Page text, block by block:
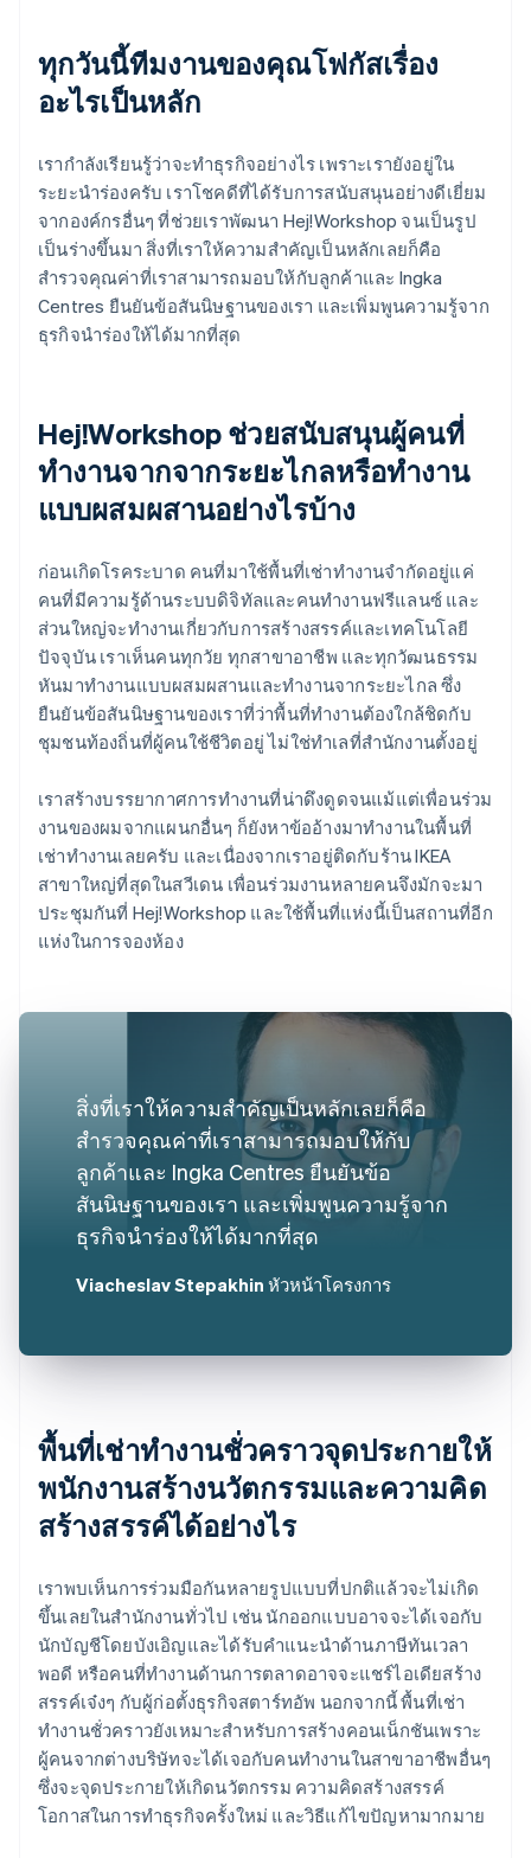
ทุกวันนี้ทีมงานของคุณโฟกัสเรื่อง
อะไรเป็นหลัก
เรากำลังเรียนรู้ว่าจะทำธุรกิจอย่างไร เพราะเรายังอยู่ใน
ระยะนำร่องครับ เราโชคดีที่ได้รับการสนับสนุนอย่างดีเยี่ยม
จากองค์กรอื่นๆ ที่ช่วยเราพัฒนา Hej!Workshop จนเป็นรูป
เป็นร่างขึ้นมา สิ่งที่เราให้ความสำคัญเป็นหลักเลยก็คือ
สำรวจคุณค่าที่เราสามารถมอบให้กับลูกค้าและ Ingka
Centres ยืนยันข้อสันนิษฐานของเรา และเพิ่มพูนความรู้จาก
ธุรกิจนำร่องให้ได้มากที่สุด
Hej!Workshop ช่วยสนับสนุนผู้คนที่
ทำงานจากจากระยะไกลหรือทำงาน
แบบผสมผสานอย่างไรบ้าง
ก่อนเกิดโรคระบาด คนที่มาใช้พื้นที่เช่าทำงานจำกัดอยู่แค่
คนที่มีความรู้ด้านระบบดิจิทัลและคนทำงานฟรีแลนซ์ และ
ส่วนใหญ่จะทำงานเกี่ยวกับการสร้างสรรค์และเทคโนโลยี
ปัจจุบัน เราเห็นคนทุกวัย ทุกสาขาอาชีพ และทุกวัฒนธรรม
หันมาทำงานแบบผสมผสานและทำงานจากระยะไกล ซึ่ง
ยืนยันข้อสันนิษฐานของเราที่ว่าพื้นที่ทำงานต้องใกล้ชิดกับ
ชุมชนท้องถิ่นที่ผู้คนใช้ชีวิตอยู่ ไม่ใช่ทำเลที่สำนักงานตั้งอยู่
เราสร้างบรรยากาศการทำงานที่น่าดึงดูดจนแม้แต่เพื่อนร่วม
งานของผมจากแผนกอื่นๆ ก็ยังหาข้ออ้างมาทำงานในพื้นที่
เช่าทำงานเลยครับ และเนื่องจากเราอยู่ติดกับร้าน IKEA
สาขาใหญ่ที่สุดในสวีเดน เพื่อนร่วมงานหลายคนจึงมักจะมา
ประชุมกันที่ Hej!Workshop และใช้พื้นที่แห่งนี้เป็นสถานที่อีก
แห่งในการจองห้อง
สิ่งที่เราให้ความสำคัญเป็นหลักเลยก็คือ
สำรวจคุณค่าที่เราสามารถมอบให้กับ
ลูกค้าและ Ingka Centres ยืนยันข้อ
สันนิษฐานของเรา และเพิ่มพูนความรู้จาก
ธุรกิจนำร่องให้ได้มากที่สุด
Viacheslav Stepakhin หัวหน้าโครงการ
พื้นที่เช่าทำงานชั่วคราวจุดประกายให้
พนักงานสร้างนวัตกรรมและความคิด
สร้างสรรค์ได้อย่างไร
เราพบเห็นการร่วมมือกันหลายรูปแบบที่ปกติแล้วจะไม่เกิด
ขึ้นเลยในสำนักงานทั่วไป เช่น นักออกแบบอาจจะได้เจอกับ
นักบัญชีโดยบังเอิญและได้รับคำแนะนำด้านภาษีทันเวลา
พอดี หรือคนที่ทำงานด้านการตลาดอาจจะแชร์ไอเดียสร้าง
สรรค์เจ๋งๆ กับผู้ก่อตั้งธุรกิจสตาร์ทอัพ นอกจากนี้ พื้นที่เช่า
ทำงานชั่วคราวยังเหมาะสำหรับการสร้างคอนเน็กชันเพราะ
ผู้คนจากต่างบริษัทจะได้เจอกับคนทำงานในสาขาอาชีพอื่นๆ
ซึ่งจะจุดประกายให้เกิดนวัตกรรม ความคิดสร้างสรรค์
โอกาสในการทำธุรกิจครั้งใหม่ และวิธีแก้ไขปัญหามากมาย